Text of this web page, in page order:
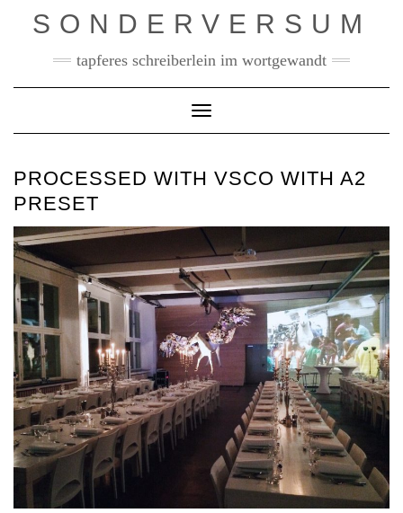
SONDERVERSUM
tapferes schreiberlein im wortgewandt
Toggle Navigation
PROCESSED WITH VSCO WITH A2
PRESET